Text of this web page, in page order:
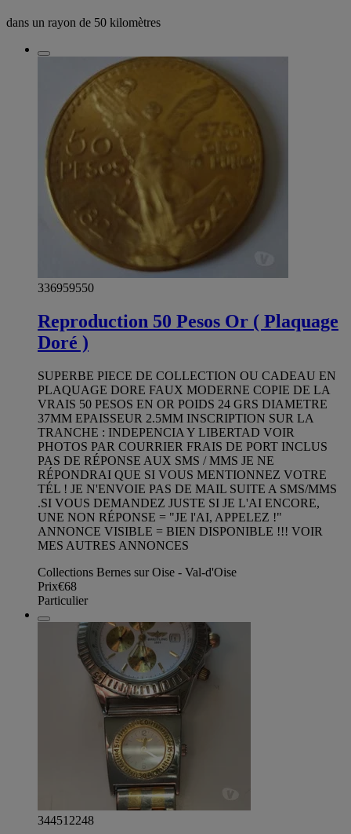
dans un rayon de 50 kilomètres
336959550
Reproduction 50 Pesos Or ( Plaquage
Doré )
SUPERBE PIECE DE COLLECTION OU CADEAU EN
PLAQUAGE DORE FAUX MODERNE COPIE DE LA
VRAIS 50 PESOS EN OR POIDS 24 GRS DIAMETRE
37MM EPAISSEUR 2.5MM INSCRIPTION SUR LA
TRANCHE : INDEPENCIA Y LIBERTAD VOIR
PHOTOS PAR COURRIER FRAIS DE PORT INCLUS
PAS DE RÉPONSE AUX SMS / MMS JE NE
RÉPONDRAI QUE SI VOUS MENTIONNEZ VOTRE
TÉL ! JE N'ENVOIE PAS DE MAIL SUITE A SMS/MMS
.SI VOUS DEMANDEZ JUSTE SI JE L'AI ENCORE,
UNE NON RÉPONSE = "JE l'AI, APPELEZ !"
ANNONCE VISIBLE = BIEN DISPONIBLE !!! VOIR
MES AUTRES ANNONCES
Collections Bernes sur Oise - Val-d'Oise
Prix€68
Particulier
344512248